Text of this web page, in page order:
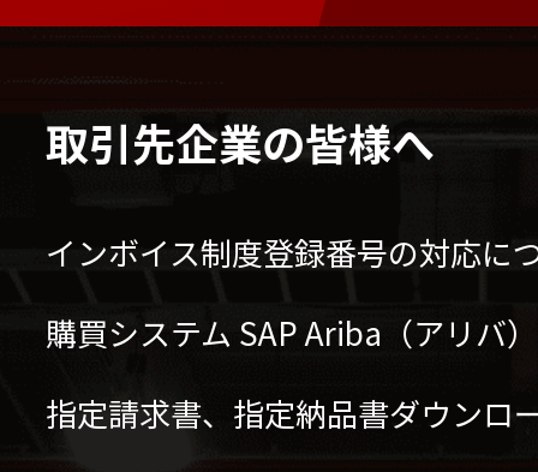
取引先企業の皆様へ
インボイス制度登録番号の対応に
購買システム SAP Ariba（アリバ
指定請求書、指定納品書ダウンロ